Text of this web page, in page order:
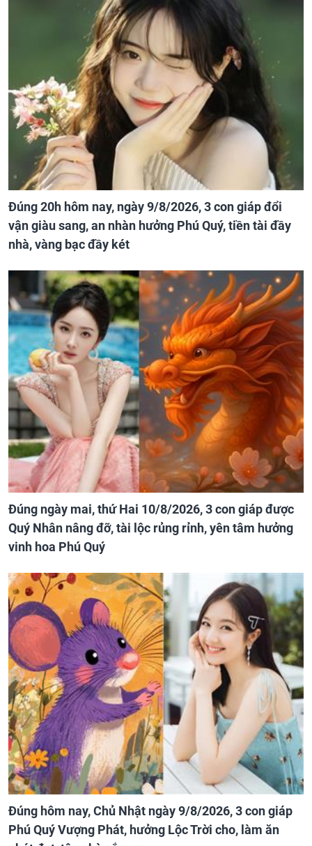
Đúng 20h hôm nay, ngày 9/8/2026, 3 con giáp đổi
vận giàu sang, an nhàn hưởng Phú Quý, tiền tài đầy
nhà, vàng bạc đầy két
Đúng ngày mai, thứ Hai 10/8/2026, 3 con giáp được
Quý Nhân nâng đỡ, tài lộc rủng rỉnh, yên tâm hưởng
vinh hoa Phú Quý
Đúng hôm nay, Chủ Nhật ngày 9/8/2026, 3 con giáp
Phú Quý Vượng Phát, hưởng Lộc Trời cho, làm ăn